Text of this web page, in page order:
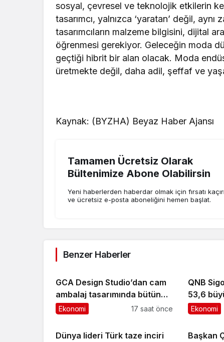
sosyal, çevresel ve teknolojik etkilerin
tasarımcı, yalnızca ‘yaratan’ değil,
tasarımcıların malzeme bilgisini, dijital
öğrenmesi gerekiyor. Geleceğin moda
geçtiği hibrit bir alan olacak. Moda
üretmekte değil, daha adil, şeffaf ve
Kaynak: (BYZHA) Beyaz Haber Ajansı
Tamamen Ücretsiz Olarak
Bültenimize Abone Olabilirsin
Yeni haberlerden haberdar olmak için fırsatı
ve ücretsiz e-posta aboneliğini hemen başlat.
Benzer Haberler
GCA Design Studio’dan cam
ambalaj tasarımında bütüncül
yaklaşım
Ekonomi 17 saat önce
QNB
53,6
TL prim
Ekonomi
Dünya lideri Türk taze inciri Başkan